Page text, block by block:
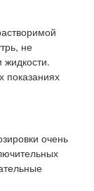
не
показаниях
очень